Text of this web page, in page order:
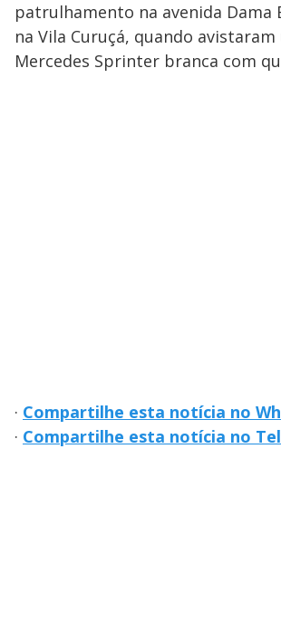
patrulhamento na avenida Dama
na Vila Curuçá, quando avistaram
Mercedes Sprinter branca com
· Compartilhe esta notícia no
· Compartilhe esta notícia no